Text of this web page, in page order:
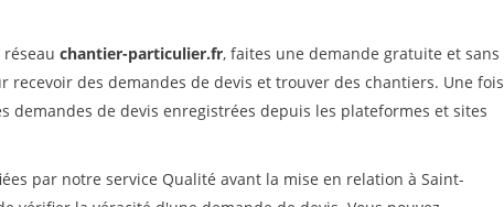
chantier-particulier.fr, faites une demande gratuite et sans
des demandes de devis et trouver des chantiers. Une fois
demandes de devis enregistrées depuis les plateformes et sites
par notre service Qualité avant la mise en relation à Saint-